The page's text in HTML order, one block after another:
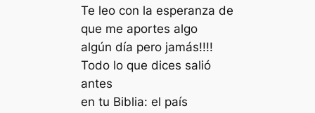
Te leo con la esperanza de
que me aportes algo
algún día pero jamás!!!!
Todo lo que dices salió
antes
en tu Biblia: el país